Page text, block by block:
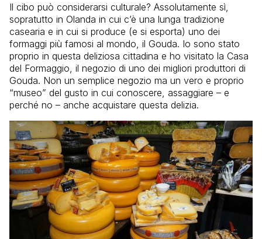
Il cibo può considerarsi culturale? Assolutamente sì,
sopratutto in Olanda in cui c’è una lunga tradizione
casearia e in cui si produce (e si esporta) uno dei
formaggi più famosi al mondo, il Gouda. Io sono stato
proprio in questa deliziosa cittadina e ho visitato la Casa
del Formaggio, il negozio di uno dei migliori produttori di
Gouda. Non un semplice negozio ma un vero e proprio
“museo” del gusto in cui conoscere, assaggiare – e
perché no – anche acquistare questa delizia.